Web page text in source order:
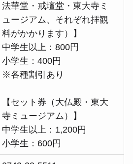
法華堂・戒壇堂・東大寺ミ
ュージアム、それぞれ拝観
料がかかります）】
中学生以上：800円
小学生：400円
※各種割引あり
【セット券（大仏殿・東大
寺ミュージアム）】
中学生以上：1,200円
小学生：600円